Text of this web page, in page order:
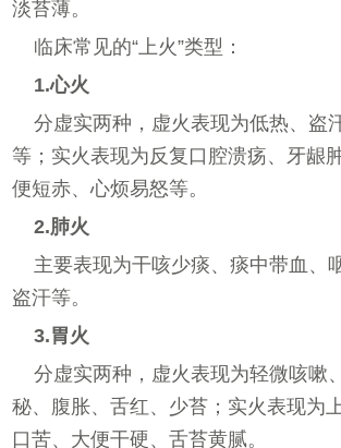
淡苔薄。
临床常见的“上火”类型：
1.心火
分虚实两种，虚火表现为低热、盗
等；实火表现为反复口腔溃疡、牙龈
便短赤、心烦易怒等。
2.肺火
主要表现为干咳少痰、痰中带血、
盗汗等。
3.胃火
分虚实两种，虚火表现为轻微咳嗽
秘、腹胀、舌红、少苔；实火表现为
口苦、大便干硬、舌苔黄腻。